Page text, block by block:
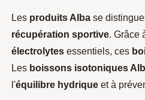
Les produits Alba se
récupération sportive. Grâce
électrolytes essentiels, ces
Les boissons isotoniques
l'équilibre hydrique et à